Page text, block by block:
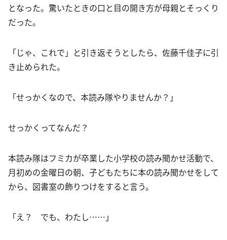
となった。驚いたときの口と目の開き方が母親とそっくり
だった。
「じゃ、これで」と引き返そうとしたら、佐藤千佳子に引
き止められた。
「せっかくなので、本読み隊やりませんか？」
せっかくってなんだ？
本読み隊はフミカが卒業した小学校の読み聞かせ活動で、
月初めの金曜日の朝、子どもたちに本の読み聞かせをして
から、図書室の飾りつけをすると言う。
「え？ でも、わたし……」